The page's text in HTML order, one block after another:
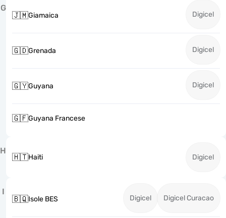
G
🇯🇲Giamaica Digicel
🇬🇩Grenada Digicel
🇬🇾Guyana Digicel
🇬🇫Guyana Francese
H
🇭🇹Haiti Digicel
I
🇧🇶Isole BES Digicel Digicel Curacao